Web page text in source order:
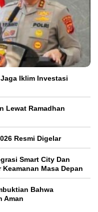
Iklim Investasi
Lewat Ramadhan
Resmi Digelar
Smart City Dan
Masa Depan
Bahwa
Aman